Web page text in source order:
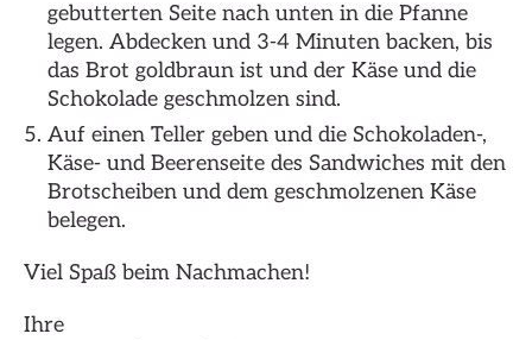
gebutterten Seite nach unten in die Pfanne
legen. Abdecken und 3-4 Minuten backen, bis
das Brot goldbraun ist und der Käse und die
Schokolade geschmolzen sind.
Auf einen Teller geben und die Schokoladen-,
Käse- und Beerenseite des Sandwiches mit den
Brotscheiben und dem geschmolzenen Käse
belegen.
Viel Spaß beim Nachmachen!
Ihre